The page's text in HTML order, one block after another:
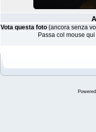
Vota questa foto (ancora senza
Passa col mouse